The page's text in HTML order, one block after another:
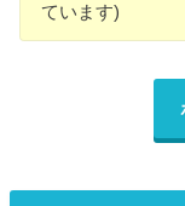
ています)